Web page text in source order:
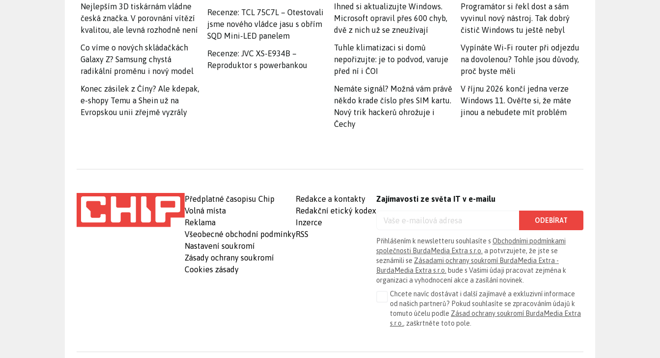
Nejlepším 3D tiskárnám vládne
česká značka. V porovnání vítězí
kvalitou, ale levná rozhodně není
Co víme o nových skládačkách
Galaxy Z? Samsung chystá
radikální proměnu i nový model
Konec zásilek z Číny? Ale kdepak,
e-shopy Temu a Shein už na
Evropskou unii zřejmě vyzrály
Recenze: TCL 75C7L – Otestovali
jsme nového vládce jasu s obřím
SQD Mini-LED panelem
Recenze: JVC XS-E934B –
Reproduktor s powerbankou
Ihned si aktualizujte Windows.
Microsoft opravil přes 600 chyb,
dvě z nich už se zneužívají
Tuhle klimatizaci si domů
nepořizujte: je to podvod, varuje
před ní i ČOI
Nemáte signál? Možná vám právě
někdo krade číslo přes SIM kartu.
Nový trik hackerů ohrožuje i
Čechy
Programátor si řekl dost a sám
vyvinul nový nástroj. Tak dobrý
čistič Windows tu ještě nebyl
Vypínáte Wi-Fi router při odjezdu
na dovolenou? Tohle jsou důvody,
proč byste měli
V říjnu 2026 končí jedna verze
Windows 11. Ověřte si, že máte
jinou a nebudete mít problém
Předplatné časopisu Chip
Volná místa
Reklama
Všeobecné obchodní podmínky
Nastavení soukromí
Zásady ochrany soukromí
Cookies zásady
Redakce a kontakty
Redakční etický kodex
Inzerce
RSS
Zajímavosti ze světa IT v e-mailu
ODEBÍRAT
Přihlášením k newsletteru souhlasíte s Obchodními podmínkami
společnosti BurdaMedia Extra s.r.o. a potvrzujete, že jste se
seznámili se Zásadami ochrany soukromí BurdaMedia Extra -
BurdaMedia Extra s.r.o. bude s Vašimi údaji pracovat zejména k
organizaci a vyhodnocení akce a zasílání novinek.
Chcete navíc dostávat i další zajímavé a exkluzivní informace
od našich partnerů? Pokud souhlasíte se zpracováním údajů k
tomuto účelu podle Zásad ochrany soukromí BurdaMedia Extra
s.r.o., zaškrtněte toto pole.